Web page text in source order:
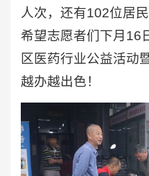
人次，还有102位居
希望志愿者们下月16
区医药行业公益活动
越办越出色！